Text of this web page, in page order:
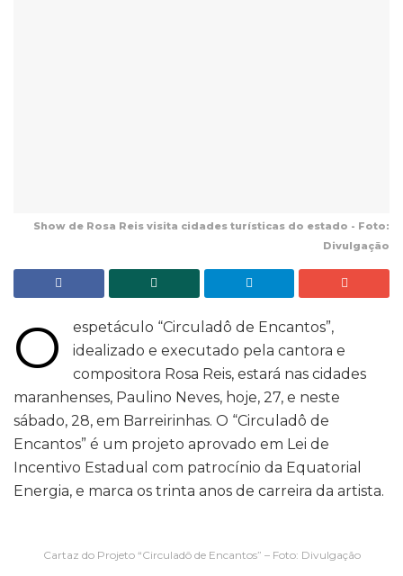
Show de Rosa Reis visita cidades turísticas do estado - Foto:
Divulgação
O
espetáculo “Circuladô de Encantos”,
idealizado e executado pela cantora e
compositora Rosa Reis, estará nas cidades
maranhenses, Paulino Neves, hoje, 27, e neste
sábado, 28, em Barreirinhas. O “Circuladô de
Encantos” é um projeto aprovado em Lei de
Incentivo Estadual com patrocínio da Equatorial
Energia, e marca os trinta anos de carreira da artista.
Cartaz do Projeto “Circuladô de Encantos” – Foto: Divulgação